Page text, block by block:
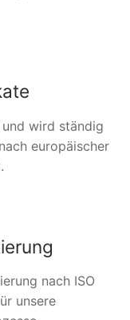
wird ständig
europäischer
nach ISO
unsere